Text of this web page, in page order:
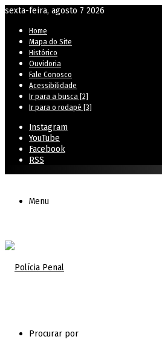
sexta-feira, agosto 7 2026
Home
Mapa do Site
Histórico
Ouvidoria
Fale Conosco
Acessibilidade
Ir para a busca [2]
Ir para o rodapé [3]
Instagram
YouTube
Facebook
RSS
Menu
Procurar por